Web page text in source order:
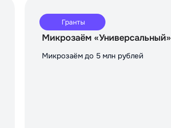
Гранты
Микрозаём «Универсальный»
Микрозаём до 5 млн рублей